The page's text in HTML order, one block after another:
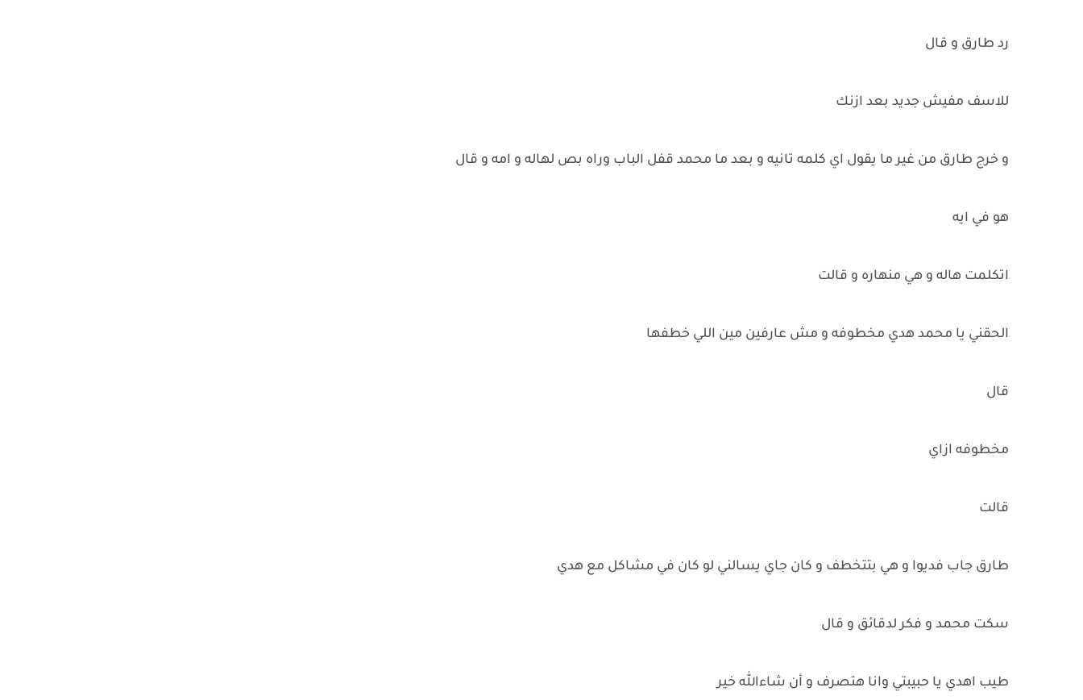
رد طارق و قال
للاسف مفيش جديد بعد ازنك
و خرج طارق من غير ما يقول اي كلمه تانيه و بعد ما محمد قفل الباب وراه بص لهاله و امه و قال
هو في ايه
اتكلمت هاله و هي منهاره و قالت
الحقني يا محمد هدي مخطوفه و مش عارفين مين اللي خطفها
قال
مخطوفه ازاي
قالت
طارق جاب فديوا و هي بتتخطف و كان جاي يسالني لو كان في مشاكل مع هدي
سكت محمد و فكر لدقائق و قال
طيب اهدي يا حبيبتي وانا هتصرف و أن شاءالله خير